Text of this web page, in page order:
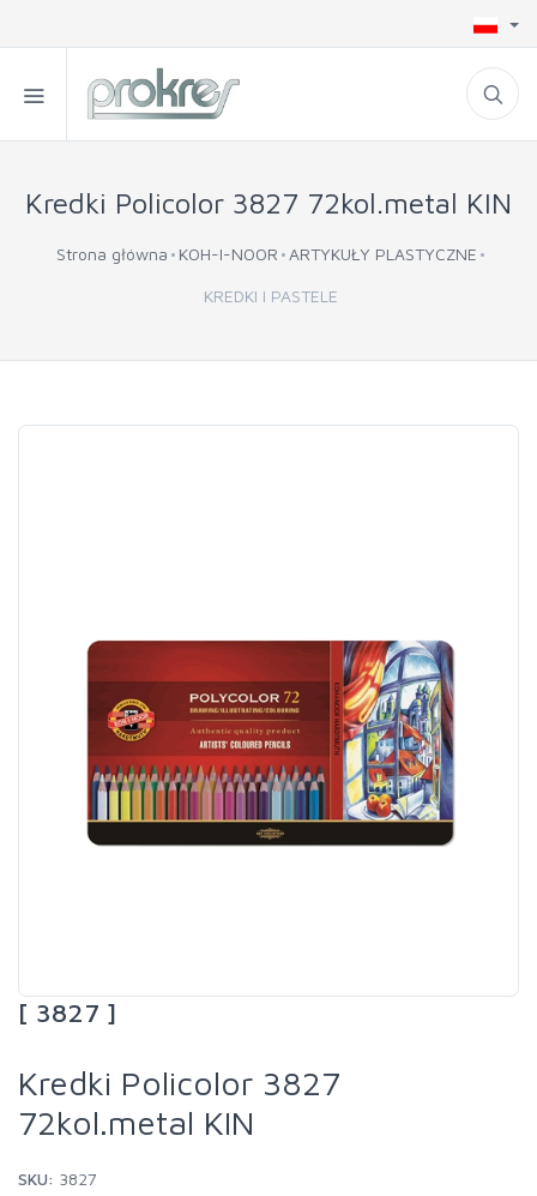
Kredki Policolor 3827 72kol.metal KIN
Strona główna KOH-I-NOOR ARTYKUŁY PLASTYCZNE
KREDKI I PASTELE
[ 3827 ]
Kredki Policolor 3827
72kol.metal KIN
SKU: 3827